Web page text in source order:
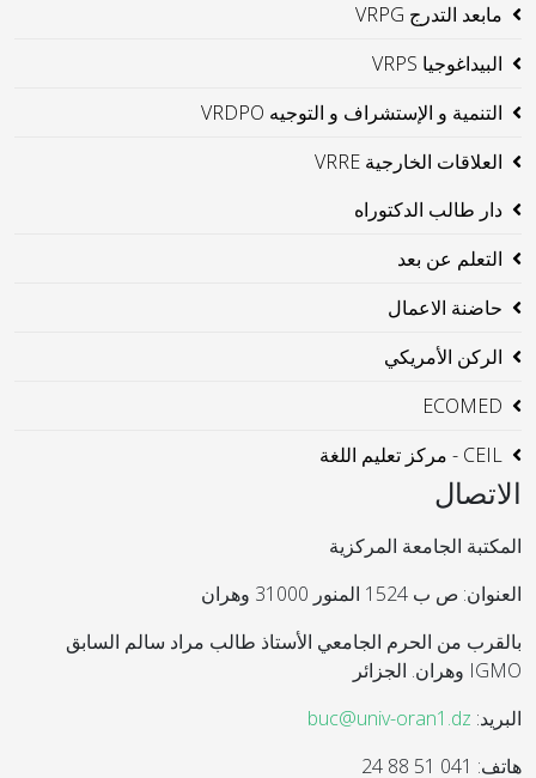
مابعد التدرج VRPG
البيداغوجيا VRPS
التنمية و الإستشراف و التوجيه VRDPO
العلاقات الخارجية VRRE
دار طالب الدكتوراه
التعلم عن بعد
حاضنة الاعمال
الركن الأمريكي
ECOMED
CEIL - مركز تعليم اللغة
الاتصال
المكتبة الجامعة المركزية
العنوان: ص ب 1524 المنور 31000 وهران
بالقرب من الحرم الجامعي الأستاذ طالب مراد سالم السابق
IGMO وهران. الجزائر
البريد: buc@univ-oran1.dz
هاتف: 041 51 88 24